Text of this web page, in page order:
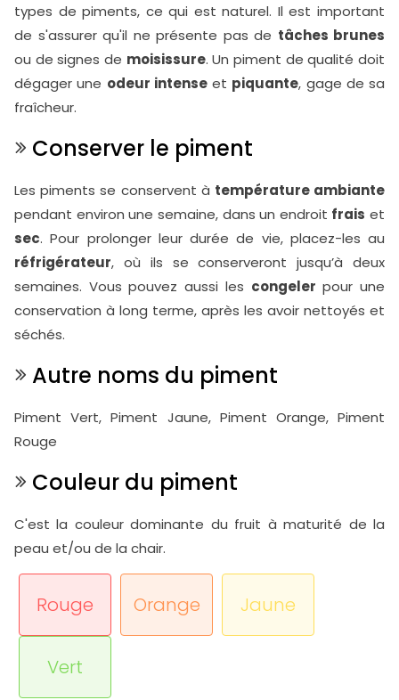
types de piments, ce qui est naturel. Il est important
de s'assurer qu'il ne présente pas de tâches brunes
ou de signes de moisissure. Un piment de qualité doit
dégager une odeur intenseet piquante, gage de sa
fraîcheur.
Conserver le piment
Les piments se conservent à température ambiante
pendant environ une semaine, dans un endroit frais et
sec. Pour prolonger leur durée de vie, placez-les au
réfrigérateur, où ils se conserveront jusqu’à deux
semaines. Vous pouvez aussi les congeler pour une
conservation à long terme, après les avoir nettoyés et
séchés.
Autre noms du piment
Piment Vert, Piment Jaune, Piment Orange, Piment
Rouge
Couleur du piment
C'est la couleur dominante du fruit à maturité de la
peau et/ou de la chair.
Rouge Orange Jaune
Vert